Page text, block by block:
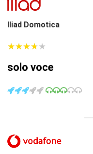
Iliad Domotica
★★★★★
★★★★★
solo voce